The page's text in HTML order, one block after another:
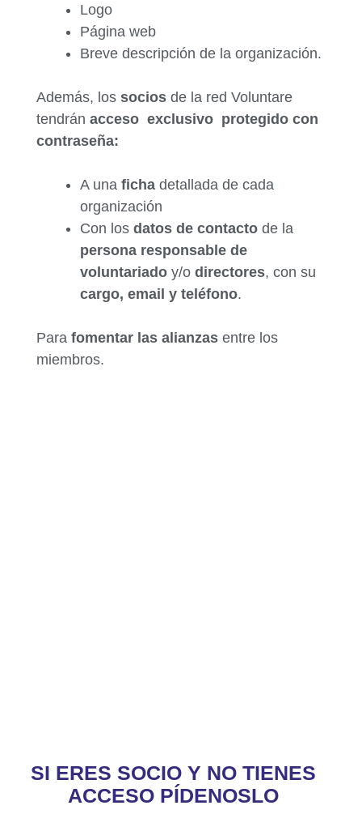
Logo
Página web
Breve descripción de la organización.
Además, los socios de la red Voluntare
tendrán acceso exclusivo protegido con
contraseña:
A una ficha detallada de cada
organización
Con los datos de contacto de la
persona responsable de
voluntariado y/o directores, con su
cargo, email y teléfono.
Para fomentar las alianzas entre los
miembros.
SI ERES SOCIO Y NO TIENES
ACCESO PÍDENOSLO